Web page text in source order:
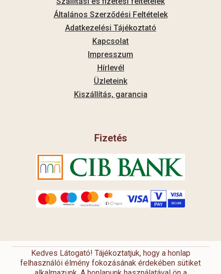
Általános Szerződési Feltételek
Adatkezelési Tájékoztató
Kapcsolat
Impresszum
Hírlevél
Üzleteink
Kiszállítás, garancia
Fizetés
Kedves Látogató! Tájékoztatjuk, hogy a honlap
felhasználói élmény fokozásának érdekében sütiket